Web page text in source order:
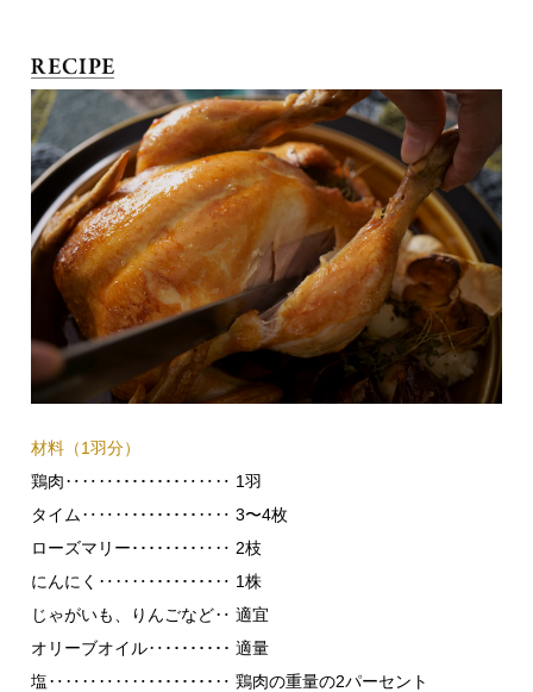
材料（1羽分）
鶏肉‥‥‥････････‥‥‥ 1羽
タイム‥‥‥････････‥‥ 3〜4枚
ローズマリー････････‥‥ 2枝
にんにく‥‥‥････････‥ 1株
じゃがいも、りんごなど‥ 適宜
オリーブオイル‥････････ 適量
塩‥‥‥‥‥‥････････‥ 鶏肉の重量の2パーセント